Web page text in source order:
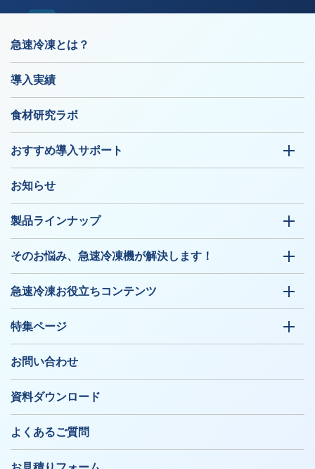
急速冷凍とは？
導入実績
食材研究ラボ
おすすめ導入サポート
お知らせ
製品ラインナップ
そのお悩み、急速冷凍機が解決します！
急速冷凍お役立ちコンテンツ
特集ページ
お問い合わせ
資料ダウンロード
よくあるご質問